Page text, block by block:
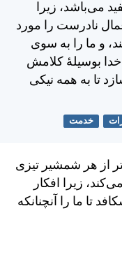
می‌باشد، زيرا
نادرست را مورد
و ما را به سوی
بوسيلهٔ كلامش
تا به همه نيكی
خدمت
از هر شمشير تيزی
زيرا افكار
تا ما را آنچنانكه